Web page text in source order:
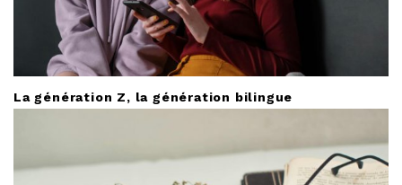
La génération Z, la génération bilingue